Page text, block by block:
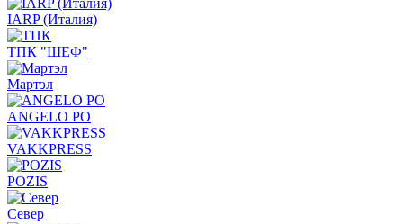
IARP (Италия)
ТПК "ШЕФ"
Мартэл
ANGELO PO
VAKKPRESS
POZIS
Север